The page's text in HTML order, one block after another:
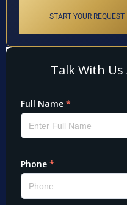
START YOUR REQUEST